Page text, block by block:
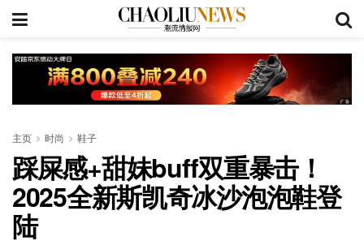
主页 时尚 鞋子
踩屎感+甜妹buff双重暴击！
2025全新斯凯奇冰沙泡泡鞋登
陆